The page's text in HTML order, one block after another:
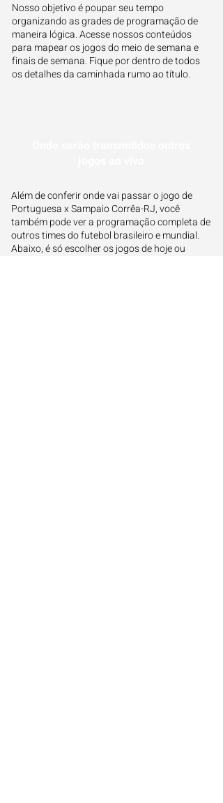
Nosso objetivo é poupar seu tempo
organizando as grades de programação de
maneira lógica. Acesse nossos conteúdos
para mapear os jogos do meio de semana e
finais de semana. Fique por dentro de todos
os detalhes da caminhada rumo ao título.
Além de conferir onde vai passar o jogo de
Portuguesa x Sampaio Corrêa-RJ, você
também pode ver a programação completa de
outros times do futebol brasileiro e mundial.
Abaixo, é só escolher os jogos de hoje ou